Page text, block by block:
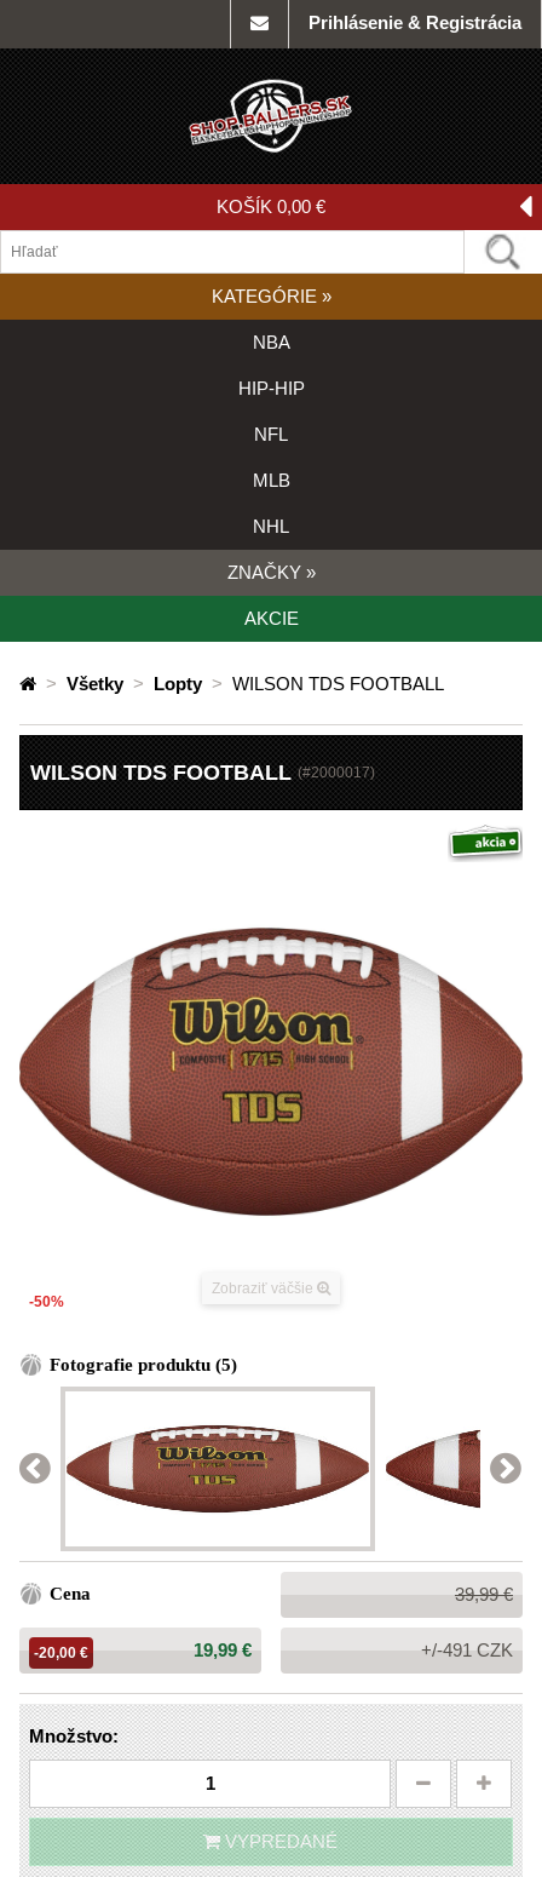
Prihlásenie & Registrácia
KOŠÍK 0,00 €
KATEGÓRIE »
NBA
HIP-HIP
NFL
MLB
NHL
ZNAČKY »
AKCIE
> Všetky > Lopty > WILSON TDS FOOTBALL
WILSON TDS FOOTBALL (#2000017)
Zobraziť väčšie
-50%
Fotografie produktu (5)
Cena
Bežná
cena:
39,99 €
Cena:
19,99 €
-20,00 € +/-491 CZK
Množstvo:
VYPREDANÉ